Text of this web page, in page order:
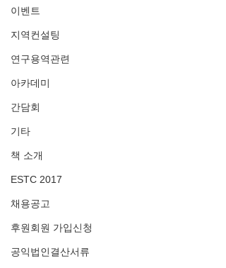
이벤트
지역컨설팅
연구용역관련
아카데미
간담회
기타
책 소개
ESTC 2017
채용공고
후원회원 가입신청
공익법인결산서류